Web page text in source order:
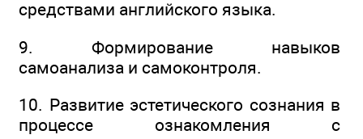
средствами английского языка.
9. Формирование навыков
самоанализа и самоконтроля.
10. Развитие эстетического сознания в
процессе ознакомления с